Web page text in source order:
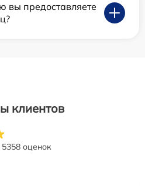
вы предоставляете
клиентов
5358 оценок